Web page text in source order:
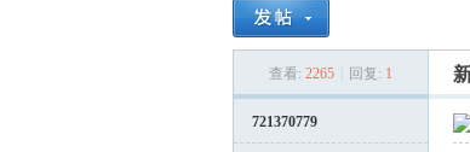
› ›
查看: 2265 回复: 1
721370779